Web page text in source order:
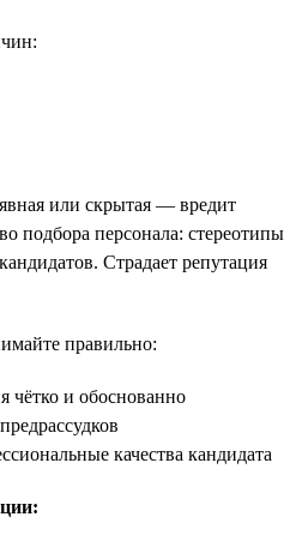
или скрытая — вредит
подбора персонала: стереотипы
Страдает репутация
правильно:
чётко и обоснованно
качества кандидата